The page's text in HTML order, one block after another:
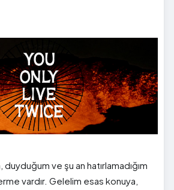
ve şu an hatırlamadığım
vardır. Gelelim esas konuya,